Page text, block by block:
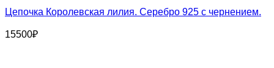
Цепочка Королевская лилия. Серебро 925 с чернением.
15500₽